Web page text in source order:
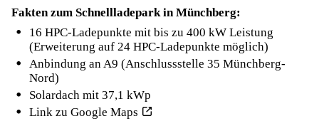
Fakten zum Schnellladepark in Münchberg:
16 HPC-Ladepunkte mit bis zu 400 kW Leistung
(Erweiterung auf 24 HPC-Ladepunkte möglich)
Anbindung an A9 (Anschlussstelle 35 Münchberg-
Nord)
Solardach mit 37,1 kWp
Link zu Google Maps